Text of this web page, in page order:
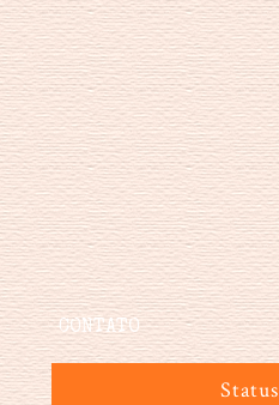
CONTATO
Status